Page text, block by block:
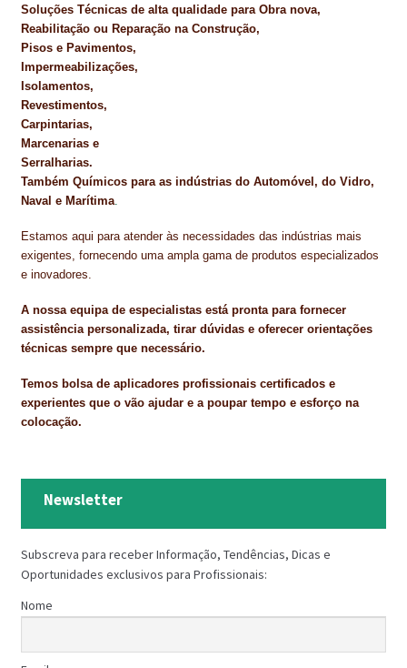
SELANTES DE JUNTAS (HIDROEXPANSÍVEIS)
SISTEMA RESILIENTE PARA PAVIMENTOS
SOLICITAR COTAÇÃO
TERMOS E CONDIÇÕES
TINTA PROTEÇÃO
TRATAMENTO DE MADEIRAS
VINÍLICOS
Soluções Técnicas de alta qualidade para Obra nova,
Reabilitação ou Reparação na Construção,
Pisos e Pavimentos,
Impermeabilizações,
Isolamentos,
Revestimentos,
Carpintarias,
Marcenarias e
Serralharias.
Também Químicos para as indústrias do Automóvel, do Vidro,
Naval e Marítima.
Estamos aqui para atender às necessidades das indústrias mais
exigentes, fornecendo uma ampla gama de produtos especializados
e inovadores.
A nossa equipa de especialistas está pronta para fornecer
assistência personalizada, tirar dúvidas e oferecer orientações
técnicas sempre que necessário.
Temos bolsa de aplicadores profissionais certificados e
experientes que o vão ajudar e a poupar tempo e esforço na
colocação.
Newsletter
Subscreva para receber Informação, Tendências, Dicas e
Oportunidades exclusivos para Profissionais:
Nome